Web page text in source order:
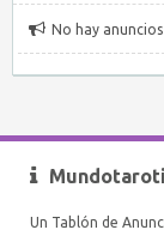
No hay
Un Tablón de